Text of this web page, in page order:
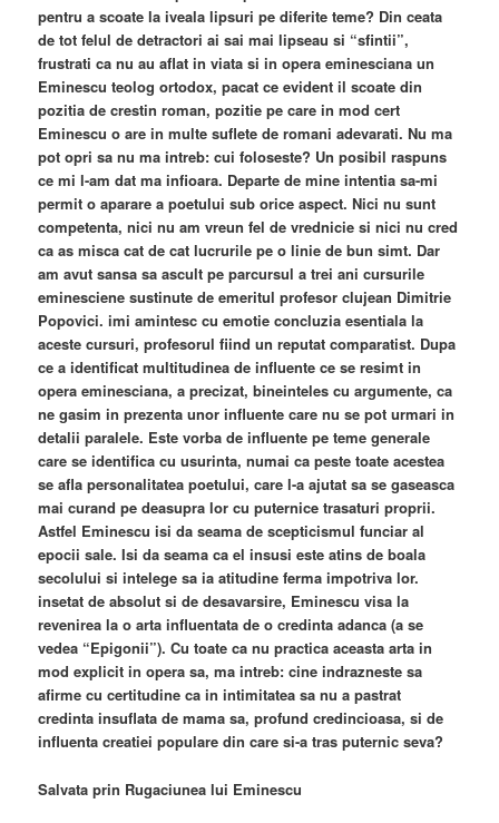
pentru a scoate la iveala lipsuri pe diferite teme? Din ceata
de tot felul de detractori ai sai mai lipseau si “sfintii”,
frustrati ca nu au aflat in viata si in opera eminesciana un
Eminescu teolog ortodox, pacat ce evident il scoate din
pozitia de crestin roman, pozitie pe care in mod cert
Eminescu o are in multe suflete de romani adevarati. Nu ma
pot opri sa nu ma intreb: cui foloseste? Un posibil raspuns
ce mi l-am dat ma infioara. Departe de mine intentia sa-mi
permit o aparare a poetului sub orice aspect. Nici nu sunt
competenta, nici nu am vreun fel de vrednicie si nici nu cred
ca as misca cat de cat lucrurile pe o linie de bun simt. Dar
am avut sansa sa ascult pe parcursul a trei ani cursurile
eminesciene sustinute de emeritul profesor clujean Dimitrie
Popovici. imi amintesc cu emotie concluzia esentiala la
aceste cursuri, profesorul fiind un reputat comparatist. Dupa
ce a identificat multitudinea de influente ce se resimt in
opera eminesciana, a precizat, bineinteles cu argumente, ca
ne gasim in prezenta unor influente care nu se pot urmari in
detalii paralele. Este vorba de influente pe teme generale
care se identifica cu usurinta, numai ca peste toate acestea
se afla personalitatea poetului, care l-a ajutat sa se gaseasca
mai curand pe deasupra lor cu puternice trasaturi proprii.
Astfel Eminescu isi da seama de scepticismul funciar al
epocii sale. Isi da seama ca el insusi este atins de boala
secolului si intelege sa ia atitudine ferma impotriva lor.
insetat de absolut si de desavarsire, Eminescu visa la
revenirea la o arta influentata de o credinta adanca (a se
vedea “Epigonii”). Cu toate ca nu practica aceasta arta in
mod explicit in opera sa, ma intreb: cine indrazneste sa
afirme cu certitudine ca in intimitatea sa nu a pastrat
credinta insuflata de mama sa, profund credincioasa, si de
influenta creatiei populare din care si-a tras puternic seva?
Salvata prin Rugaciunea lui Eminescu